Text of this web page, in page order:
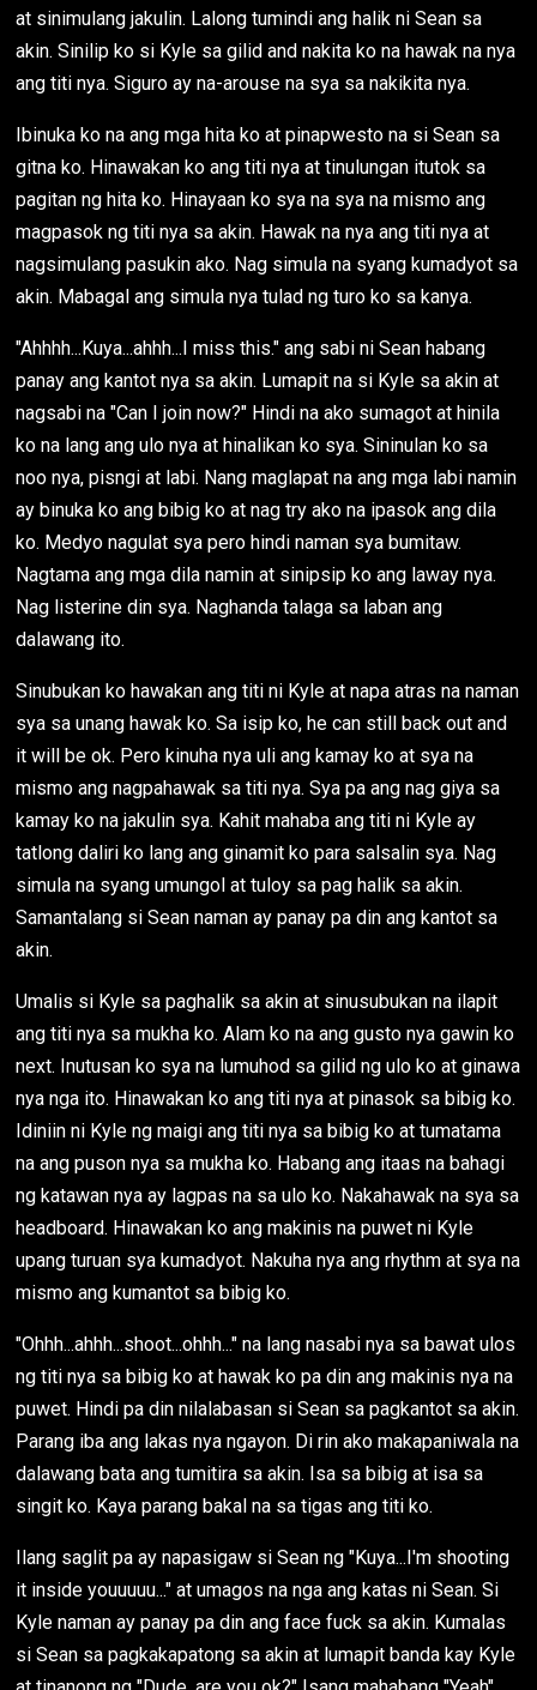
at sinimulang jakulin. Lalong tumindi ang halik ni Sean sa
akin. Sinilip ko si Kyle sa gilid and nakita ko na hawak na nya
ang titi nya. Siguro ay na-arouse na sya sa nakikita nya.
Ibinuka ko na ang mga hita ko at pinapwesto na si Sean sa
gitna ko. Hinawakan ko ang titi nya at tinulungan itutok sa
pagitan ng hita ko. Hinayaan ko sya na sya na mismo ang
magpasok ng titi nya sa akin. Hawak na nya ang titi nya at
nagsimulang pasukin ako. Nag simula na syang kumadyot sa
akin. Mabagal ang simula nya tulad ng turo ko sa kanya.
"Ahhhh...Kuya...ahhh...I miss this." ang sabi ni Sean habang
panay ang kantot nya sa akin. Lumapit na si Kyle sa akin at
nagsabi na "Can I join now?" Hindi na ako sumagot at hinila
ko na lang ang ulo nya at hinalikan ko sya. Sininulan ko sa
noo nya, pisngi at labi. Nang maglapat na ang mga labi namin
ay binuka ko ang bibig ko at nag try ako na ipasok ang dila
ko. Medyo nagulat sya pero hindi naman sya bumitaw.
Nagtama ang mga dila namin at sinipsip ko ang laway nya.
Nag listerine din sya. Naghanda talaga sa laban ang
dalawang ito.
Sinubukan ko hawakan ang titi ni Kyle at napa atras na naman
sya sa unang hawak ko. Sa isip ko, he can still back out and
it will be ok. Pero kinuha nya uli ang kamay ko at sya na
mismo ang nagpahawak sa titi nya. Sya pa ang nag giya sa
kamay ko na jakulin sya. Kahit mahaba ang titi ni Kyle ay
tatlong daliri ko lang ang ginamit ko para salsalin sya. Nag
simula na syang umungol at tuloy sa pag halik sa akin.
Samantalang si Sean naman ay panay pa din ang kantot sa
akin.
Umalis si Kyle sa paghalik sa akin at sinusubukan na ilapit
ang titi nya sa mukha ko. Alam ko na ang gusto nya gawin ko
next. Inutusan ko sya na lumuhod sa gilid ng ulo ko at ginawa
nya nga ito. Hinawakan ko ang titi nya at pinasok sa bibig ko.
Idiniin ni Kyle ng maigi ang titi nya sa bibig ko at tumatama
na ang puson nya sa mukha ko. Habang ang itaas na bahagi
ng katawan nya ay lagpas na sa ulo ko. Nakahawak na sya sa
headboard. Hinawakan ko ang makinis na puwet ni Kyle
upang turuan sya kumadyot. Nakuha nya ang rhythm at sya na
mismo ang kumantot sa bibig ko.
"Ohhh...ahhh...shoot...ohhh..." na lang nasabi nya sa bawat ulos
ng titi nya sa bibig ko at hawak ko pa din ang makinis nya na
puwet. Hindi pa din nilalabasan si Sean sa pagkantot sa akin.
Parang iba ang lakas nya ngayon. Di rin ako makapaniwala na
dalawang bata ang tumitira sa akin. Isa sa bibig at isa sa
singit ko. Kaya parang bakal na sa tigas ang titi ko.
Ilang saglit pa ay napasigaw si Sean ng "Kuya...I'm shooting
it inside youuuuu..." at umagos na nga ang katas ni Sean. Si
Kyle naman ay panay pa din ang face fuck sa akin. Kumalas
si Sean sa pagkakapatong sa akin at lumapit banda kay Kyle